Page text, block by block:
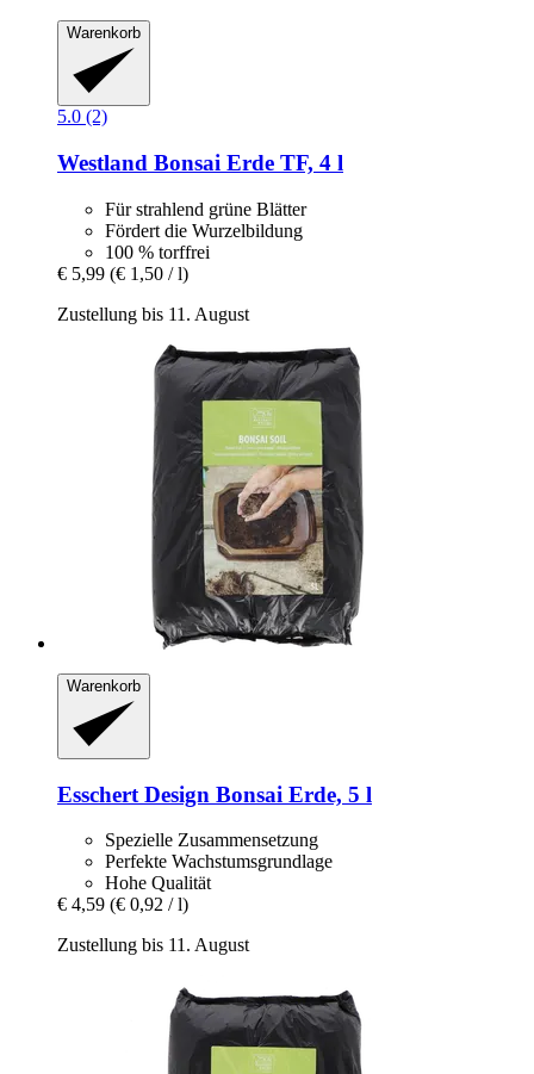
Warenkorb
5.0 (2)
Westland Bonsai Erde TF, 4 l
Für strahlend grüne Blätter
Fördert die Wurzelbildung
100 % torffrei
€ 5,99 (€ 1,50 / l)
Zustellung bis 11. August
Warenkorb
Esschert Design Bonsai Erde, 5 l
Spezielle Zusammensetzung
Perfekte Wachstumsgrundlage
Hohe Qualität
€ 4,59 (€ 0,92 / l)
Zustellung bis 11. August